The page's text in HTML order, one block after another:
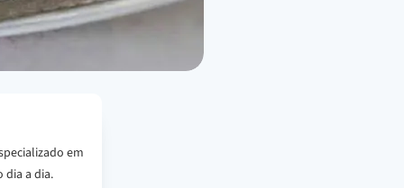
em
dia a dia.